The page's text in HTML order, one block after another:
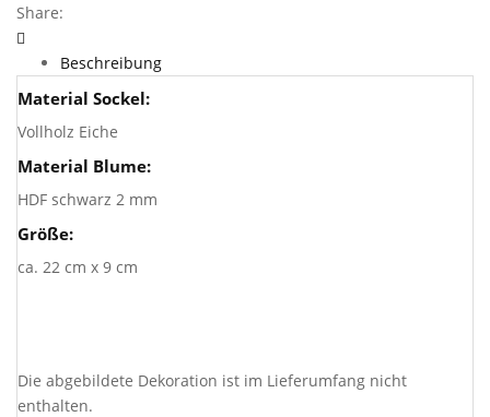
Share:
Beschreibung
Material Sockel:
Vollholz Eiche
Material Blume:
HDF schwarz 2 mm
Größe:
ca. 22 cm x 9 cm
Die abgebildete Dekoration ist im Lieferumfang nicht
enthalten.